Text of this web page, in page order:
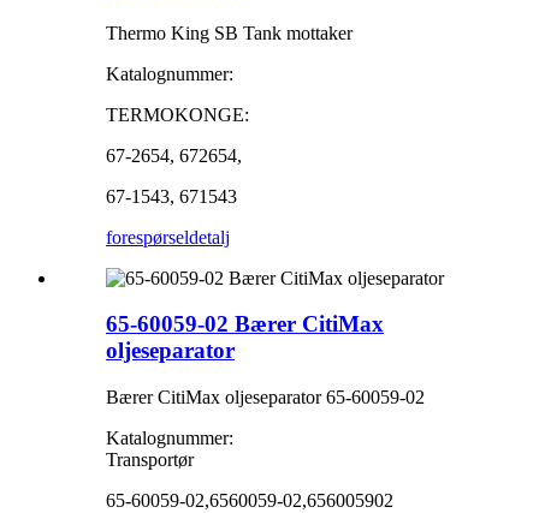
Thermo King SB Tank mottaker
Katalognummer:
TERMOKONGE:
67-2654, 672654,
67-1543, 671543
forespørseldetalj
65-60059-02 Bærer CitiMax
oljeseparator
Bærer CitiMax oljeseparator 65-60059-02
Katalognummer:
Transportør
65-60059-02,6560059-02,656005902